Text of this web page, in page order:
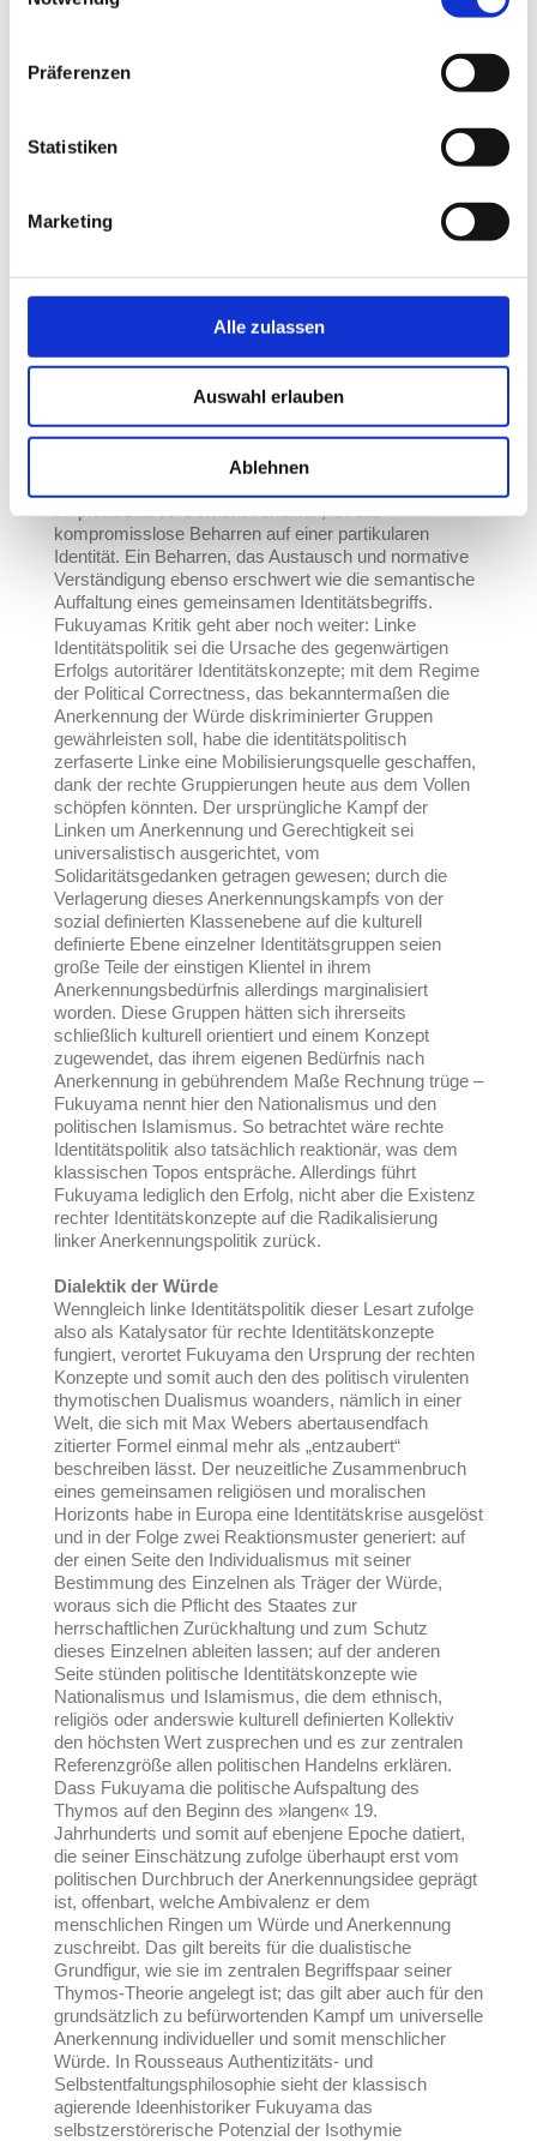
Nutzung von Cookies und zum Datenschutz finden Sie in
Präferenzen
Statistiken
Marketing
Alle zulassen
Auswahl erlauben
Ablehnen
Deutungshoheit, um kulturelle Hegemonie und somit
Obwohl Fukuyama die beträchtlichen moralischen
konservativen Skepsis zum Trotz gewisse
analytischer Zugriff, aus dem diskursiven
Gefechtsnebel der gegenwärtigen Konflikte kurz
identifizieren, die tatsächlich beiden Spielarten des
das kritische Potenzial der Distanz, das aller
nötig ist, um zu verstehen. Was in dieser
Distanzperspektive radikalere Gruppen aus dem
Spektrum der Bürgerrechtsbewegung, des
Feminismus oder des LGTBQ-Aktivismus mit dem
politischen Wutsturm der viel zitierten alten weißen
kompromisslose Beharren auf einer partikularen
Identität. Ein Beharren, das Austausch und normative
Verständigung ebenso erschwert wie die semantische
Auffaltung eines gemeinsamen Identitätsbegriffs.
Fukuyamas Kritik geht aber noch weiter: Linke
Identitätspolitik sei die Ursache des gegenwärtigen
Erfolgs autoritärer Identitätskonzepte; mit dem Regime
der Political Correctness, das bekanntermaßen die
Anerkennung der Würde diskriminierter Gruppen
gewährleisten soll, habe die identitätspolitisch
zerfaserte Linke eine Mobilisierungsquelle geschaffen,
dank der rechte Gruppierungen heute aus dem Vollen
schöpfen könnten. Der ursprüngliche Kampf der
Linken um Anerkennung und Gerechtigkeit sei
universalistisch ausgerichtet, vom
Solidaritätsgedanken getragen gewesen; durch die
Verlagerung dieses Anerkennungskampfs von der
sozial definierten Klassenebene auf die kulturell
definierte Ebene einzelner Identitätsgruppen seien
große Teile der einstigen Klientel in ihrem
Anerkennungsbedürfnis allerdings marginalisiert
worden. Diese Gruppen hätten sich ihrerseits
schließlich kulturell orientiert und einem Konzept
zugewendet, das ihrem eigenen Bedürfnis nach
Anerkennung in gebührendem Maße Rechnung trüge –
Fukuyama nennt hier den Nationalismus und den
politischen Islamismus. So betrachtet wäre rechte
Identitätspolitik also tatsächlich reaktionär, was dem
klassischen Topos entspräche. Allerdings führt
Fukuyama lediglich den Erfolg, nicht aber die Existenz
rechter Identitätskonzepte auf die Radikalisierung
linker Anerkennungspolitik zurück.
Dialektik der Würde
Wenngleich linke Identitätspolitik dieser Lesart zufolge
also als Katalysator für rechte Identitätskonzepte
fungiert, verortet Fukuyama den Ursprung der rechten
Konzepte und somit auch den des politisch virulenten
thymotischen Dualismus woanders, nämlich in einer
Welt, die sich mit Max Webers abertausendfach
zitierter Formel einmal mehr als „entzaubert“
beschreiben lässt. Der neuzeitliche Zusammenbruch
eines gemeinsamen religiösen und moralischen
Horizonts habe in Europa eine Identitätskrise ausgelöst
und in der Folge zwei Reaktionsmuster generiert: auf
der einen Seite den Individualismus mit seiner
Bestimmung des Einzelnen als Träger der Würde,
woraus sich die Pflicht des Staates zur
herrschaftlichen Zurückhaltung und zum Schutz
dieses Einzelnen ableiten lassen; auf der anderen
Seite stünden politische Identitätskonzepte wie
Nationalismus und Islamismus, die dem ethnisch,
religiös oder anderswie kulturell definierten Kollektiv
den höchsten Wert zusprechen und es zur zentralen
Referenzgröße allen politischen Handelns erklären.
Dass Fukuyama die politische Aufspaltung des
Thymos auf den Beginn des »langen« 19.
Jahrhunderts und somit auf ebenjene Epoche datiert,
die seiner Einschätzung zufolge überhaupt erst vom
politischen Durchbruch der Anerkennungsidee geprägt
ist, offenbart, welche Ambivalenz er dem
menschlichen Ringen um Würde und Anerkennung
zuschreibt. Das gilt bereits für die dualistische
Grundfigur, wie sie im zentralen Begriffspaar seiner
Thymos-Theorie angelegt ist; das gilt aber auch für den
grundsätzlich zu befürwortenden Kampf um universelle
Anerkennung individueller und somit menschlicher
Würde. In Rousseaus Authentizitäts- und
Selbstentfaltungsphilosophie sieht der klassisch
agierende Ideenhistoriker Fukuyama das
selbstzerstörerische Potenzial der Isothymie